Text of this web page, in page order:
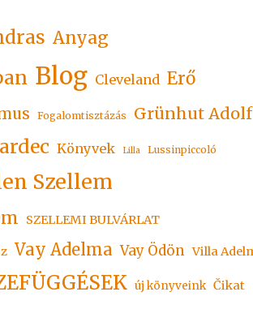
Anyag
Blog Cleveland Erő
Fogalomtisztázás Grünhut Adolf
Könyvek Lilla Lussinpiccoló
Szellem
SZELLEMI BULVÁRLAT
Vay Adelma Vay Ödön Villa
új könyveink Čikat